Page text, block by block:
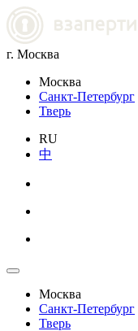
г. Москва
Москва
Санкт-Петербург
Тверь
RU
中
Москва
Санкт-Петербург
Тверь